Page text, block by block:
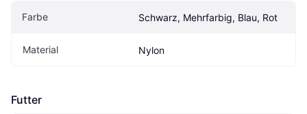
Farbe Schwarz, Mehrfarbig, Blau, Rot
Material Nylon
Futter